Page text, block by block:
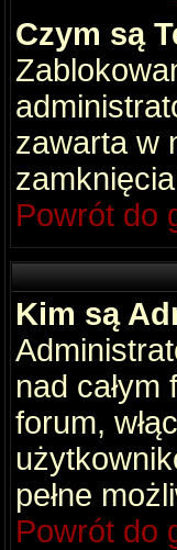
Czym są
zawarta w
Powrót do
Kim są
nad
forum,
pełne
Powrót do